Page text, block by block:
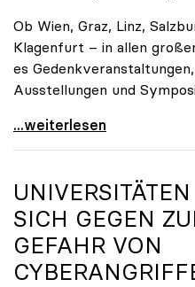
Ob Wien, Graz, Linz,
Klagenfurt – in allen
es
Ausstellungen und
uniko-Präsidentin Brigitte
...weiterlesen
SICH GEGEN
GEFAHR VON